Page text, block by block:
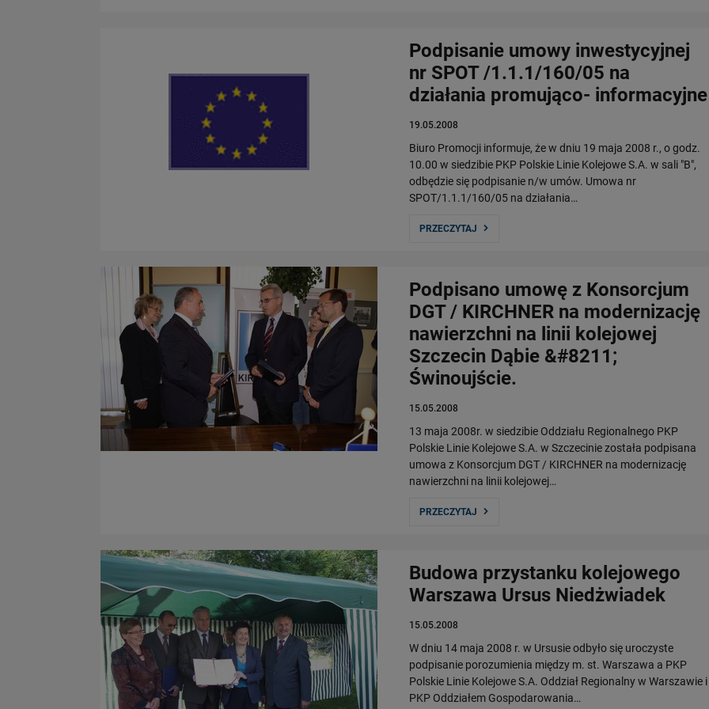
Podpisanie umowy inwestycyjnej
nr SPOT /1.1.1/160/05 na
działania promująco- informacyjne
19.05.2008
Biuro Promocji informuje, że w dniu 19 maja 2008 r., o godz.
10.00 w siedzibie PKP Polskie Linie Kolejowe S.A. w sali "B",
odbędzie się podpisanie n/w umów. Umowa nr
SPOT/1.1.1/160/05 na działania…
PRZECZYTAJ
Podpisano umowę z Konsorcjum
DGT / KIRCHNER na modernizację
nawierzchni na linii kolejowej
Szczecin Dąbie &#8211;
Świnoujście.
15.05.2008
13 maja 2008r. w siedzibie Oddziału Regionalnego PKP
Polskie Linie Kolejowe S.A. w Szczecinie została podpisana
umowa z Konsorcjum DGT / KIRCHNER na modernizację
nawierzchni na linii kolejowej…
PRZECZYTAJ
Budowa przystanku kolejowego
Warszawa Ursus Niedżwiadek
15.05.2008
W dniu 14 maja 2008 r. w Ursusie odbyło się uroczyste
podpisanie porozumienia między m. st. Warszawa a PKP
Polskie Linie Kolejowe S.A. Oddział Regionalny w Warszawie i
PKP Oddziałem Gospodarowania…